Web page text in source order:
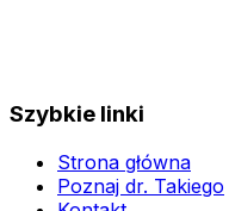
Szybkie linki
Strona główna
Poznaj dr. Takiego